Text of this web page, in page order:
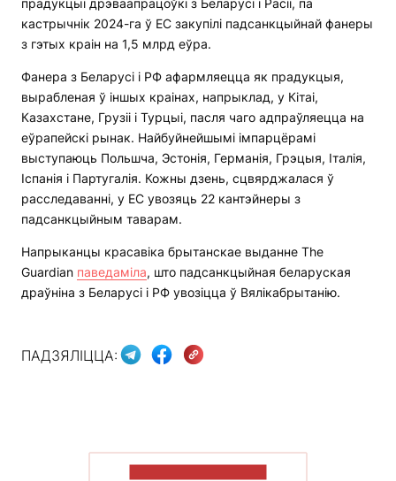
прадукцыі дрэваапрацоўкі з Беларусі і Расіі, па
кастрычнік 2024-га ў ЕС закупілі падсанкцыйнай фанеры
з гэтых краін на 1,5 млрд еўра.
Фанера з Беларусі і РФ афармляецца як прадукцыя,
вырабленая ў іншых краінах, напрыклад, у Кітаі,
Казахстане, Грузіі і Турцыі, пасля чаго адпраўляецца на
еўрапейскі рынак. Найбуйнейшымі імпарцёрамі
выступаюць Польшча, Эстонія, Германія, Грэцыя, Італія,
Іспанія і Партугалія. Кожны дзень, сцвярджалася ў
расследаванні, у ЕС увозяць 22 кантэйнеры з
падсанкцыйным таварам.
Напрыканцы красавіка брытанскае выданне The
Guardian паведаміла, што падсанкцыйная беларуская
драўніна з Беларусі і РФ увозіцца ў Вялікабрытанію.
ПАДЗЯЛІЦЦА: